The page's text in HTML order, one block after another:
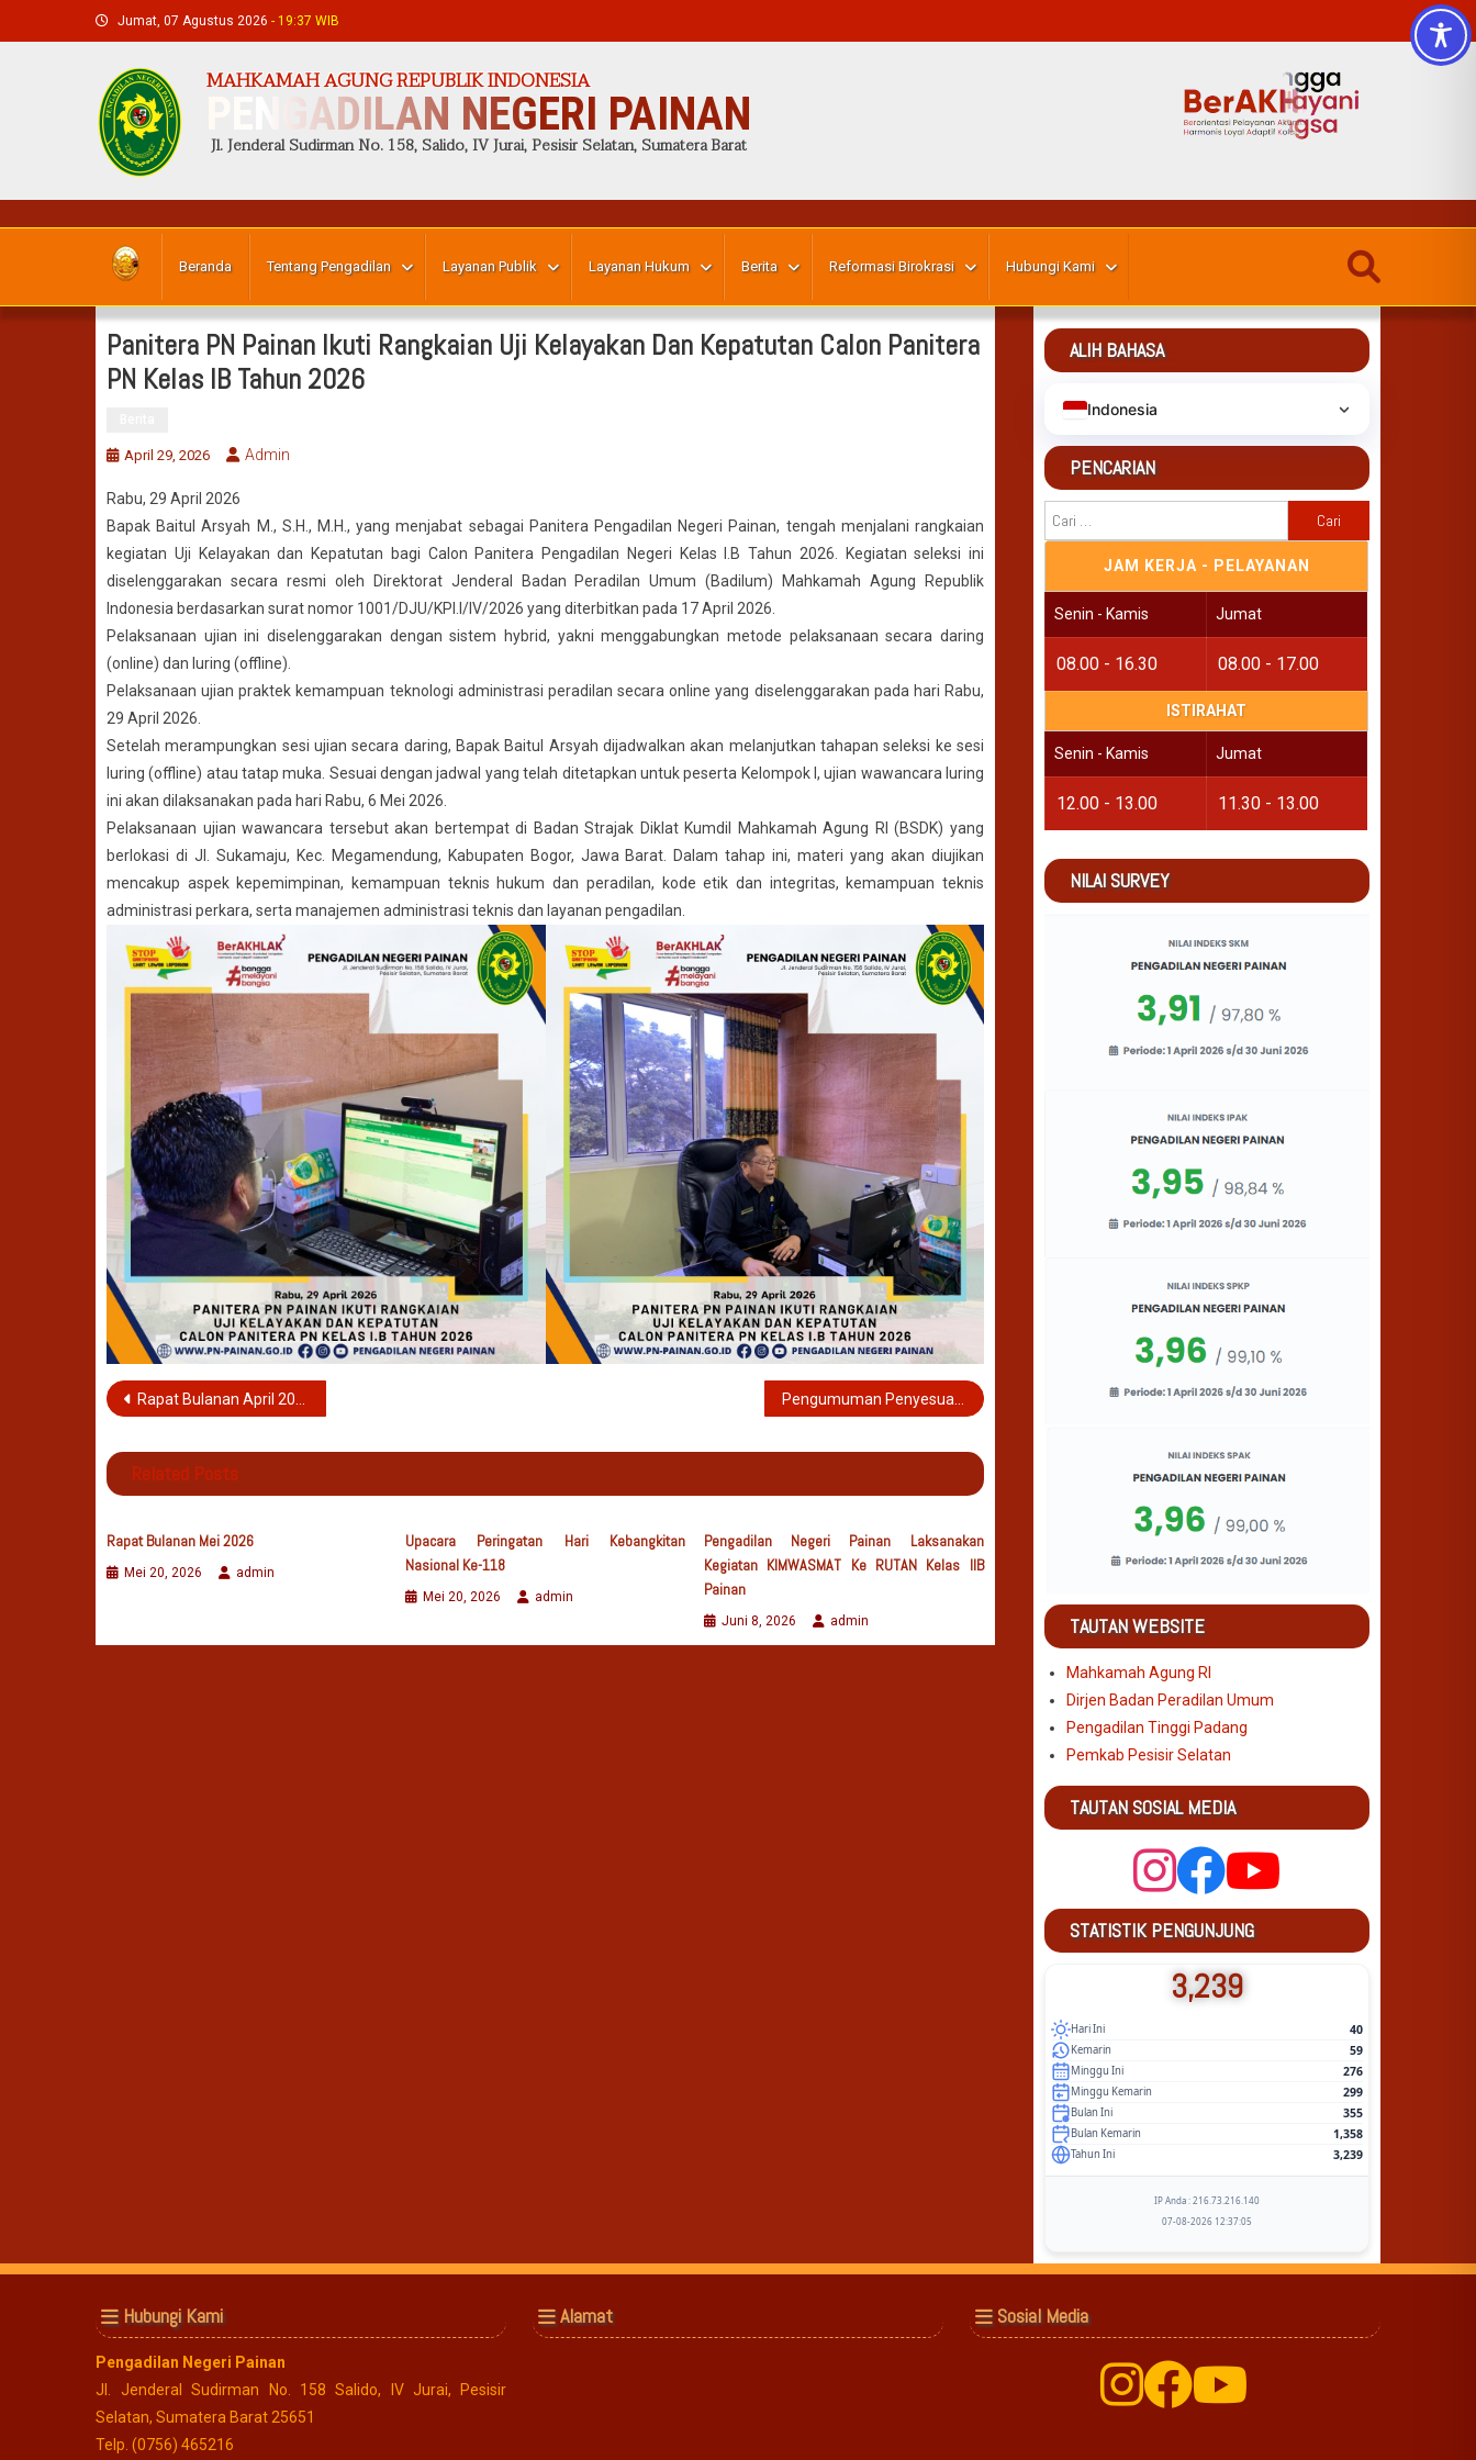
to
Jumat, 07 Agustus 2026 - 19:37 WIB
MAHKAMAH AGUNG REPUBLIK INDONESIA
PENGADILAN NEGERI PAINAN
Jl. Jenderal Sudirman No. 158, Salido, IV Jurai, Pesisir Selatan, Sumatera Barat
Beranda Tentang Pengadilan Layanan Publik Layanan Hukum Berita Reformasi Birokrasi Hubungi Kami
Panitera PN Painan Ikuti Rangkaian Uji Kelayakan Dan Kepatutan Calon Panitera
PN Kelas IB Tahun 2026
April 29, 2026 Admin
Rabu, 29 April 2026
Bapak Baitul Arsyah M., S.H., M.H., yang menjabat sebagai Panitera Pengadilan Negeri Painan, tengah menjalani rangkaian
kegiatan Uji Kelayakan dan Kepatutan bagi Calon Panitera Pengadilan Negeri Kelas I.B Tahun 2026. Kegiatan seleksi ini
diselenggarakan secara resmi oleh Direktorat Jenderal Badan Peradilan Umum (Badilum) Mahkamah Agung Republik
Indonesia berdasarkan surat nomor 1001/DJU/KPI.I/IV/2026 yang diterbitkan pada 17 April 2026.
Pelaksanaan ujian ini diselenggarakan dengan sistem hybrid, yakni menggabungkan metode pelaksanaan secara daring
(online) dan luring (offline).
Pelaksanaan ujian praktek kemampuan teknologi administrasi peradilan secara online yang diselenggarakan pada hari Rabu,
29 April 2026.
Setelah merampungkan sesi ujian secara daring, Bapak Baitul Arsyah dijadwalkan akan melanjutkan tahapan seleksi ke sesi
luring (offline) atau tatap muka. Sesuai dengan jadwal yang telah ditetapkan untuk peserta Kelompok I, ujian wawancara luring
ini akan dilaksanakan pada hari Rabu, 6 Mei 2026.
Pelaksanaan ujian wawancara tersebut akan bertempat di Badan Strajak Diklat Kumdil Mahkamah Agung RI (BSDK) yang
berlokasi di Jl. Sukamaju, Kec. Megamendung, Kabupaten Bogor, Jawa Barat. Dalam tahap ini, materi yang akan diujikan
mencakup aspek kepemimpinan, kemampuan teknis hukum dan peradilan, kode etik dan integritas, kemampuan teknis
administrasi perkara, serta manajemen administrasi teknis dan layanan pengadilan.
Navigasi
pos
Rapat Bulanan April 2026
Related Posts
Rapat Bulanan Mei 2026
Mei 20, 2026 admin
Upacara Peringatan Hari Kebangkitan
Nasional Ke-118
Mei 20, 2026 admin
Pengadilan Negeri Painan Laksanakan
Kegiatan KIMWASMAT Ke RUTAN Kelas IIB
Painan
Juni 8, 2026 admin
ALIH BAHASA
Indonesia
PENCARIAN
untuk:
JAM KERJA - PELAYANAN
Senin - Kamis Jumat
08.00 - 16.30 08.00 - 17.00
ISTIRAHAT
Senin - Kamis Jumat
12.00 - 13.00 11.30 - 13.00
NILAI SURVEY
TAUTAN WEBSITE
Mahkamah Agung RI
Dirjen Badan Peradilan Umum
Pengadilan Tinggi Padang
Pemkab Pesisir Selatan
TAUTAN SOSIAL MEDIA
STATISTIK PENGUNJUNG
3,239
Hari Ini 40
Kemarin 59
Minggu Ini 276
Minggu Kemarin 299
Bulan Ini 355
Bulan Kemarin 1,358
Tahun Ini 3,239
IP Anda : 216.73.216.140
07-08-2026 12:37:05
Hubungi Kami
Pengadilan Negeri Painan
Jl. Jenderal Sudirman No. 158 Salido, IV Jurai, Pesisir
Selatan, Sumatera Barat 25651
Telp. (0756) 465216
Alamat Sosial Media